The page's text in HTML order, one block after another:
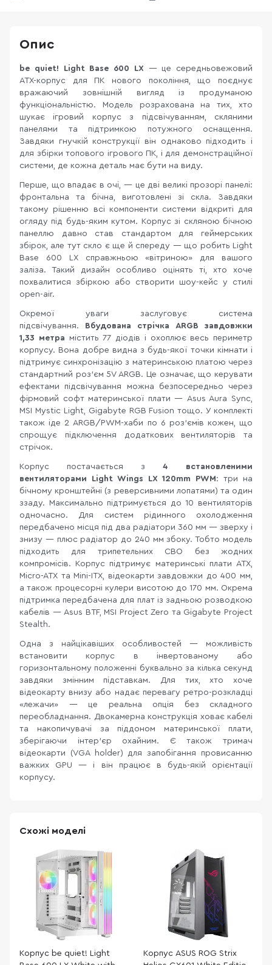
Опис
be quiet! Light Base 600 LX — це середньовежовий
ATX-корпус для ПК нового покоління, що поєднує
вражаючий зовнішній вигляд із продуманою
функціональністю. Модель розрахована на тих, хто
шукає ігровий корпус з підсвічуванням, скляними
панелями та підтримкою потужного оснащення.
Завдяки гнучкій конструкції він однаково підходить і
для збірки топового ігрового ПК, і для демонстраційної
системи, де кожна деталь має бути на виду.
Перше, що впадає в очі, — це дві великі прозорі панелі:
фронтальна та бічна, виготовлені зі скла. Завдяки
такому рішенню всі компоненти системи відкриті для
огляду під будь-яким кутом. Корпус зі скляною бічною
панеллю давно став стандартом для геймерських
збірок, але тут скло є ще й спереду — що робить Light
Base 600 LX справжньою «вітриною» для вашого
заліза. Такий дизайн особливо оцінять ті, хто хоче
похвалитися збіркою або створити шоу-кейс у стилі
open-air.
Окремої уваги заслуговує система
підсвічування. Вбудована стрічка ARGB завдовжки
1,33 метра містить 77 діодів і охоплює весь периметр
корпусу. Вона добре видна з будь-якої точки кімнати і
підтримує синхронізацію з материнською платою через
стандартний роз'єм 5V ARGB. Це означає, що керувати
ефектами підсвічування можна безпосередньо через
фірмовий софт материнської плати — Asus Aura Sync,
MSI Mystic Light, Gigabyte RGB Fusion тощо. У комплекті
також іде 2 ARGB/PWM-хаби по 6 роз'ємів кожен, що
спрощує підключення додаткових вентиляторів та
стрічок.
Корпус постачається з 4 встановленими
вентиляторами Light Wings LX 120mm PWM: три на
бічному кронштейні (з реверсивними лопатями) та один
ззаду. Максимально підтримується до 10 вентиляторів
одночасно. Для систем рідинного охолодження
передбачено місця під два радіатори 360 мм — зверху і
знизу — плюс радіатор до 240 мм збоку. Тобто модель
підходить для трипетельних СВО без жодних
компромісів. Корпус підтримує материнські плати ATX,
Micro-ATX та Mini-ITX, відеокарти завдовжки до 400 мм,
а також процесорні кулери висотою до 170 мм. Окрема
підтримка передбачена для плат із задньою розводкою
кабелів — Asus BTF, MSI Project Zero та Gigabyte Project
Stealth.
Одна з найцікавіших особливостей — можливість
встановити корпус в інвертованому або
горизонтальному положенні буквально за кілька секунд
завдяки змінним підставкам. Для тих, хто хоче
відеокарту внизу або надає перевагу ретро-розкладці
«лежачи» — це реальна опція без складного
переобладнання. Двокамерна конструкція ховає кабелі
та накопичувачі за піддоном материнської плати,
зберігаючи інтер'єр охайним. Є також тримач
відеокарти (VGA holder) для запобігання провисанню
важких GPU — і він працює в будь-якій орієнтації
корпусу.
Схожі моделі
Корпус be quiet! Light
Корпус ASUS ROG Strix